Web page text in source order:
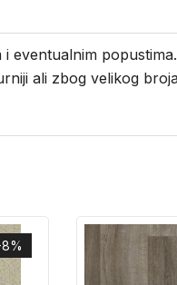
eventualnim popustima.
ali zbog velikog